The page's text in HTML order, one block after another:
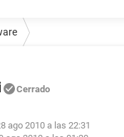
Cerrado
ago 2010 a las 22:31